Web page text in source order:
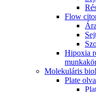
Flow
Hipoxia
Molekuláris
Plate